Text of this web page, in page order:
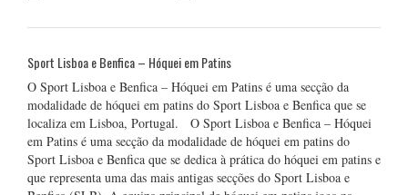
Sport Lisboa e Benfica – Hóquei em Patins
O Sport Lisboa e Benfica – Hóquei em Patins é uma secção da
modalidade de hóquei em patins do Sport Lisboa e Benfica que se
localiza em Lisboa, Portugal. O Sport Lisboa e Benfica – Hóquei
em Patins é uma secção da modalidade de hóquei em patins do
Sport Lisboa e Benfica que se dedica à prática do hóquei em patins e
que representa uma das mais antigas secções do Sport Lisboa e